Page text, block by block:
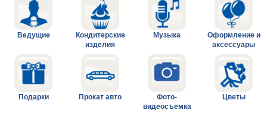
Ведущие
Кондитерские
изделия
Музыка
Оформление и
аксессуары
Подарки Прокат авто
Фото-
видеосъемка
Цветы